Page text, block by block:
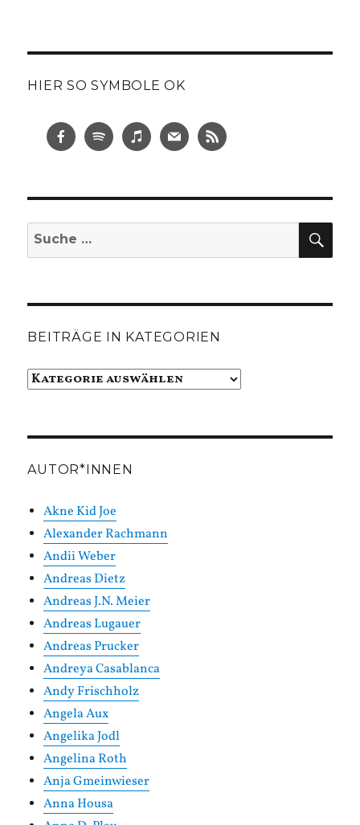
HIER SO SYMBOLE OK
Suche
nach:
BEITRÄGE IN KATEGORIEN
Beiträge
AUTOR*INNEN
Akne Kid Joe
Alexander Rachmann
Andii Weber
Andreas Dietz
Andreas J.N. Meier
Andreas Lugauer
Andreas Prucker
Andreya Casablanca
Andy Frischholz
Angela Aux
Angelika Jodl
Angelina Roth
Anja Gmeinwieser
Anna Housa